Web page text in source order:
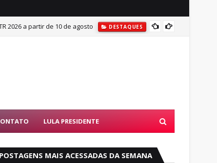
2026 a partir de 10 de agosto DESTAQUES
LULA PRESIDENTE
POSTAGENS MAIS ACESSADAS DA SEMANA